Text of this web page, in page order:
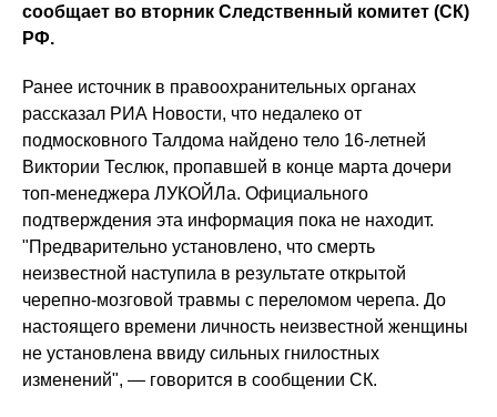
сообщает во вторник Следственный комитет (СК)
РФ.
Ранее источник в правоохранительных органах
рассказал РИА Новости, что недалеко от
подмосковного Талдома найдено тело 16-летней
Виктории Теслюк, пропавшей в конце марта дочери
топ-менеджера ЛУКОЙЛа. Официального
подтверждения эта информация пока не находит.
"Предварительно установлено, что смерть
неизвестной наступила в результате открытой
черепно-мозговой травмы с переломом черепа. До
настоящего времени личность неизвестной женщины
не установлена ввиду сильных гнилостных
изменений", — говорится в сообщении СК.